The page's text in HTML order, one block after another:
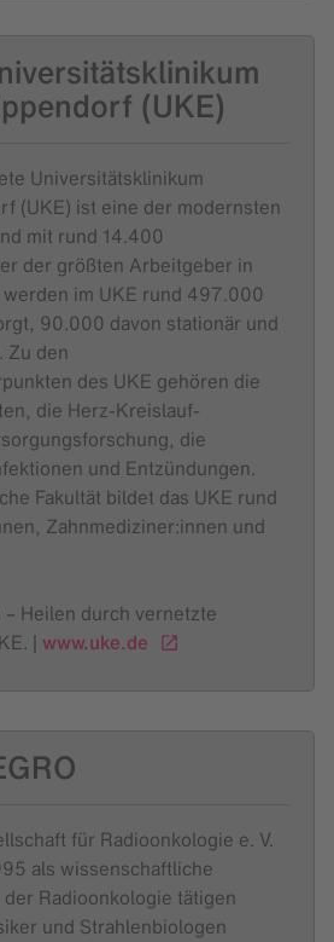
(UKE)
Universitätsklinikum
(UKE) ist eine der modernsten
mit rund 14.400
der größten Arbeitgeber in
im UKE rund 497.000
90.000 davon stationär und
Zu den
des UKE gehören die
die Herz-Kreislauf-
die
und Entzündungen.
Fakultät bildet das UKE rund
Zahnmediziner:innen und
– Heilen durch vernetzte
| www.uke.de
für Radioonkologie e. V.
als wissenschaftliche
Radioonkologie tätigen
und Strahlenbiologen